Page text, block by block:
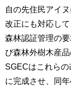
自の先住民アイ
改正にも対応し
森林認証管理の
び森林外樹木産
SGECはこれら
に完成させ、同